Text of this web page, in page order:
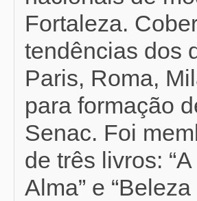
Fortaleza.
tendências dos
Paris, Roma,
para formação
Senac. Foi
de três livros:
Alma” e